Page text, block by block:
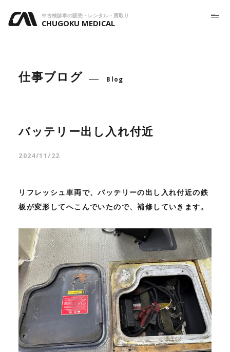
中古検診車の販売・レンタル・買取り
CHUGOKU MEDICAL
仕事ブログ Blog
バッテリー出し入れ付近
2024/11/22
リフレッシュ車両で、バッテリーの出し入れ付近の鉄
板が変形してへこんでいたので、補修していきます。